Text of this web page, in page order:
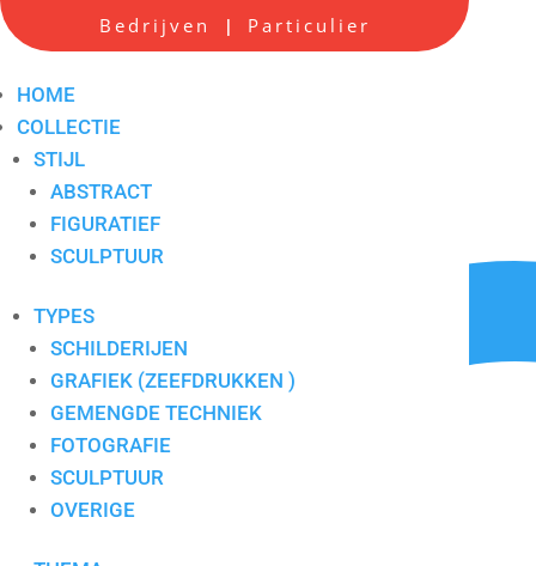
Bedrijven | Particulier
HOME
COLLECTIE
STIJL
ABSTRACT
FIGURATIEF
SCULPTUUR
TYPES
SCHILDERIJEN
GRAFIEK (ZEEFDRUKKEN )
GEMENGDE TECHNIEK
FOTOGRAFIE
SCULPTUUR
OVERIGE
Visie 1
Artikelnummer: